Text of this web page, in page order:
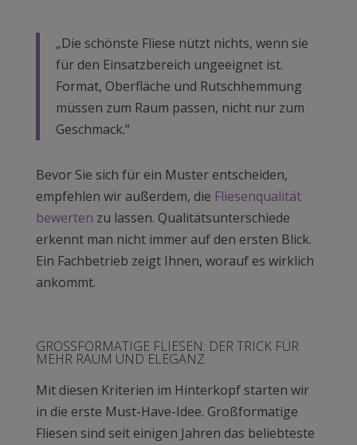
„Die schönste Fliese nützt nichts, wenn sie
für den Einsatzbereich ungeeignet ist.
Format, Oberfläche und Rutschhemmung
müssen zum Raum passen, nicht nur zum
Geschmack.“
Bevor Sie sich für ein Muster entscheiden,
empfehlen wir außerdem, die Fliesenqualität
bewerten zu lassen. Qualitätsunterschiede
erkennt man nicht immer auf den ersten Blick.
Ein Fachbetrieb zeigt Ihnen, worauf es wirklich
ankommt.
GROSSFORMATIGE FLIESEN: DER TRICK FÜR M
EHR RAUM UND ELEGANZ
Mit diesen Kriterien im Hinterkopf starten wir
in die erste Must-Have-Idee. Großformatige
Fliesen sind seit einigen Jahren das beliebteste